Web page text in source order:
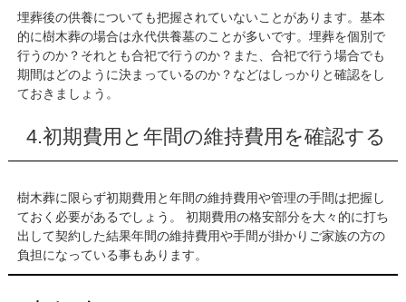
埋葬後の供養についても把握されていないことがあります。基本
的に樹木葬の場合は永代供養墓のことが多いです。埋葬を個別で
行うのか？それとも合祀で行うのか？また、合祀で行う場合でも
期間はどのように決まっているのか？などはしっかりと確認をし
ておきましょう。
4.初期費用と年間の維持費用を確認する
樹木葬に限らず初期費用と年間の維持費用や管理の手間は把握し
ておく必要があるでしょう。 初期費用の格安部分を大々的に打ち
出して契約した結果年間の維持費用や手間が掛かりご家族の方の
負担になっている事もあります。